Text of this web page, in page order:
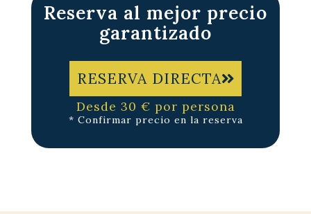
Reserva al mejor precio
garantizado
RESERVA DIRECTA
Desde 30 € por persona
* Confirmar precio en la reserva